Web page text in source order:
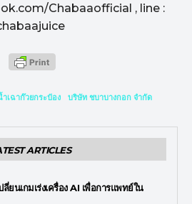
Chabaaofficia­l , line :
ำเฉาก๊วยกระป๋อง บริษัท ชบาบางกอก จำกัด
ARTICLES
ยนเกมเร่งเครื่อง AI เพื่อการแพทย์ใน